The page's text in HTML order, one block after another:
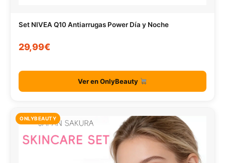
Set NIVEA Q10 Antiarrugas Power Día y Noche
29,99€
Ver en OnlyBeauty
ONLYBEAUTY